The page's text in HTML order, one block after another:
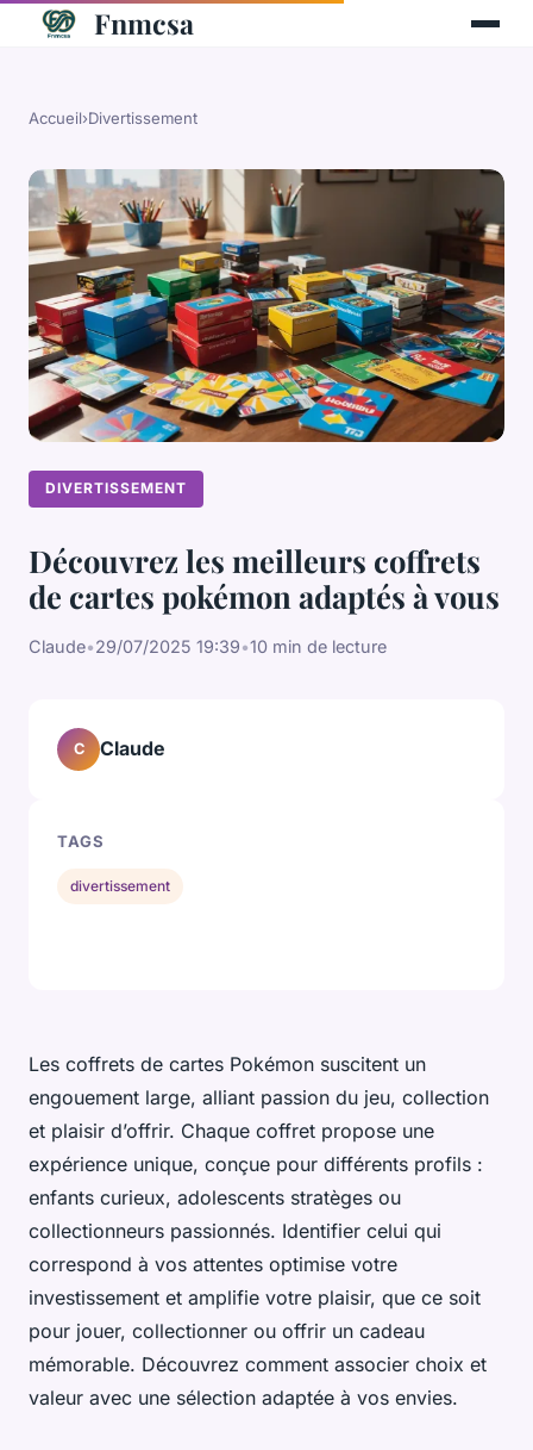
Fnmcsa
Accueil›Divertissement
DIVERTISSEMENT
Découvrez les meilleurs coffrets
de cartes pokémon adaptés à vous
Claude•29/07/2025 19:39•10 min de lecture
Les coffrets de cartes Pokémon suscitent un
engouement large, alliant passion du jeu, collection
et plaisir d’offrir. Chaque coffret propose une
expérience unique, conçue pour différents profils :
enfants curieux, adolescents stratèges ou
collectionneurs passionnés. Identifier celui qui
correspond à vos attentes optimise votre
investissement et amplifie votre plaisir, que ce soit
pour jouer, collectionner ou offrir un cadeau
mémorable. Découvrez comment associer choix et
valeur avec une sélection adaptée à vos envies.
C Claude
TAGS
divertissement